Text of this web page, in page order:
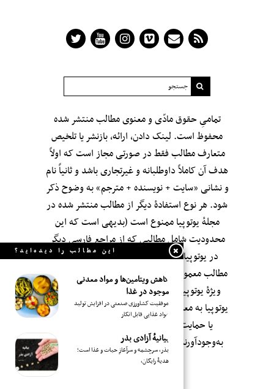
تمامیِ حقوق مادّی و معنوی مطالب منتشر شده
محفوظ است. لینک دادن، ارائه، بازنشر یا تلخیص
متعارف مطالب فقط در صورتی مجاز است که اولاً
هدف آن کاملاً داوطلبانه و غیرتجاری باشد و ثانیاً نام
و نشانی «سایت + نویسنده + مترجم» به وضوح ذکر
شود. هر نوع استفادهٔ دیگر از مطالب منتشر شده در
مجلهٔ یوتوپیا ممنوع است (بدیهی است که این
محدودیت شامل مطالبی که از مراجعِ فارسی دیگر
در یوتوپیا بازنشر شده‌اند نمی‌شود؛ اگر چه این
مطالب معمولاً با صرف وقت و سلیقه و با «ویرایش»
ویژهٔ یوتوپیا بازنشر می‌شوند.). انتشار مطالب در
یوتوپیا به معنای تأییدِ بی‌قید‌ و شرطِ محتوای آن‌ها و
یا حمایت از سوابق اجتماعی-سیاسی-فکری
به‌وجودآورندگان‌شان نیست. مجلهٔ یوتوپیا—۱۳۹۶
این مطالب را دیده‌اید؟
کاهش ویتامین‌ها و مواد معدنی
موجود در غذا
موفقیت کشاورزی صنعتی در افزایش تولید
مواد غذایی قابل انکار
بیانیهٔ آزادی بذر
بذر، سرچشمه‌ و سرآغازِ حیات و غذا است؛
هدیهٔ رایگان،